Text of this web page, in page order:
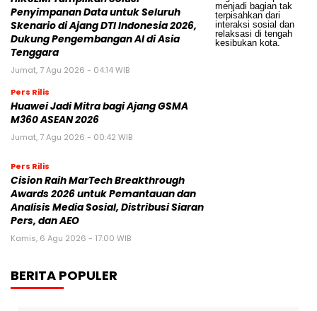
Penyimpanan Data untuk Seluruh
Skenario di Ajang DTI Indonesia 2026,
Dukung Pengembangan AI di Asia
Tenggara
Jumat, 7 Agu 2026 - 04:14 WIB
Pers Rilis
Huawei Jadi Mitra bagi Ajang GSMA
M360 ASEAN 2026
Jumat, 7 Agu 2026 - 00:42 WIB
Pers Rilis
Cision Raih MarTech Breakthrough
Awards 2026 untuk Pemantauan dan
Analisis Media Sosial, Distribusi Siaran
Pers, dan AEO
Kamis, 6 Agu 2026 - 17:00 WIB
BERITA POPULER